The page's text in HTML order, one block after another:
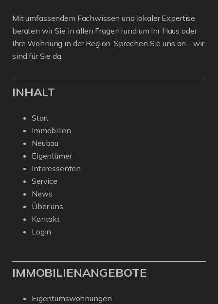
Mit umfassendem Fachwissen und lokaler Expertise
beraten wir Sie in allen Fragen rund um Ihr Haus oder
Ihre Wohnung in der Region. Sprechen Sie uns an - wir
sind für Sie da.
INHALT
Start
Immobilien
Neubau
Eigentümer
Interessenten
Service
News
Über uns
Kontakt
Login
IMMOBILIENANGEBOTE
Eigentumswohnungen